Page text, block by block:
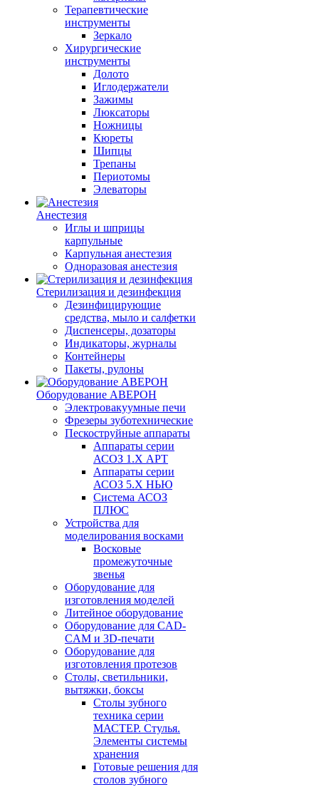
Терапевтические
инструменты
Зеркало
Хирургические
инструменты
Долото
Иглодержатели
Зажимы
Люксаторы
Ножницы
Кюреты
Шипцы
Трепаны
Периотомы
Элеваторы
Анестезия
Иглы и шприцы
карпульные
Карпульная анестезия
Одноразовая анестезия
Стерилизация и дезинфекция
Дезинфицирующие
средства, мыло и салфетки
Диспенсеры, дозаторы
Индикаторы, журналы
Контейнеры
Пакеты, рулоны
Оборудование АВЕРОН
Электровакуумные печи
Фрезеры зуботехнические
Пескоструйные аппараты
Аппараты серии
АСОЗ 1.Х АРТ
Аппараты серии
АСОЗ 5.Х НЬЮ
Система АСОЗ
ПЛЮС
Устройства для
моделирования восками
Восковые
промежуточные
звенья
Оборудование для
изготовления моделей
Литейное оборудование
Оборудование для CAD-
CAM и 3D-печати
Оборудование для
изготовления протезов
Cтолы, светильники,
вытяжки, боксы
Столы зубного
техника серии
МАСТЕР. Стулья.
Элементы системы
хранения
Готовые решения для
столов зубного